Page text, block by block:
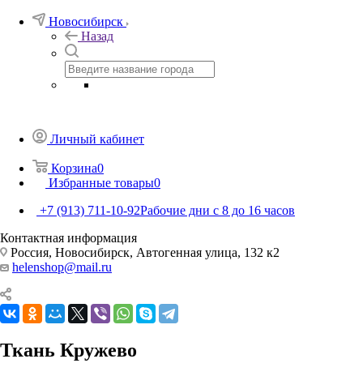
Новосибирск
Назад
Личный кабинет
Корзина0
Избранные товары0
+7 (913) 711-10-92Рабочие дни с 8 до 16 часов
Контактная информация
Россия, Новосибирск, Автогенная улица, 132 к2
helenshop@mail.ru
Ткань Кружево